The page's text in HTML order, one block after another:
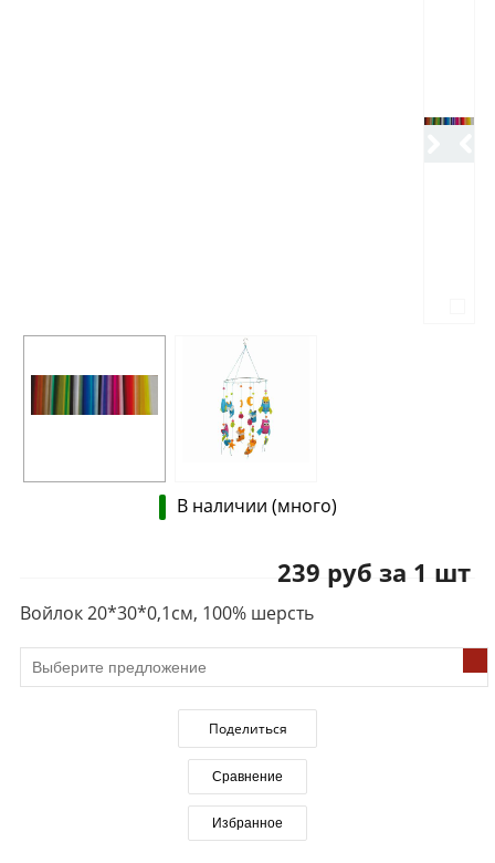
В наличии (много)
239 руб за 1 шт
Войлок 20*30*0,1см, 100% шерсть
Поделиться
Сравнение
Избранное